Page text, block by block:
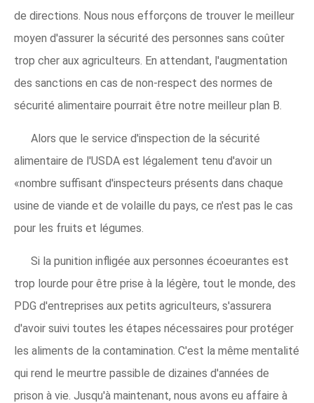
de directions. Nous nous efforçons de trouver le meilleur
moyen d'assurer la sécurité des personnes sans coûter
trop cher aux agriculteurs. En attendant, l'augmentation
des sanctions en cas de non-respect des normes de
sécurité alimentaire pourrait être notre meilleur plan B.
Alors que le service d'inspection de la sécurité
alimentaire de l'USDA est légalement tenu d'avoir un
«nombre suffisant d'inspecteurs présents dans chaque
usine de viande et de volaille du pays, ce n'est pas le cas
pour les fruits et légumes.
Si la punition infligée aux personnes écoeurantes est
trop lourde pour être prise à la légère, tout le monde, des
PDG d'entreprises aux petits agriculteurs, s'assurera
d'avoir suivi toutes les étapes nécessaires pour protéger
les aliments de la contamination. C'est la même mentalité
qui rend le meurtre passible de dizaines d'années de
prison à vie. Jusqu'à maintenant, nous avons eu affaire à